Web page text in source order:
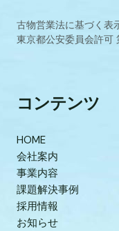
古物営業法に基づく表
東京都公安委員会許可
コンテンツ
HOME
会社案内
事業内容
課題解決事例
採用情報
お知らせ